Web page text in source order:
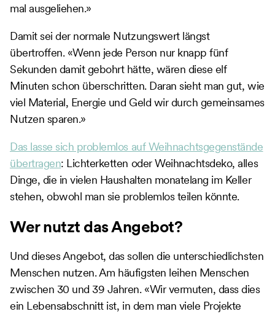
mal ausgeliehen.»
Damit sei der normale Nutzungswert längst
übertroffen. «Wenn jede Person nur knapp fünf
Sekunden damit gebohrt hätte, wären diese elf
Minuten schon überschritten. Daran sieht man gut, wie
viel Material, Energie und Geld wir durch gemeinsames
Nutzen sparen.»
Das lasse sich problemlos auf Weihnachtsgegenstände
übertragen: Lichterketten oder Weihnachtsdeko, alles
Dinge, die in vielen Haushalten monatelang im Keller
stehen, obwohl man sie problemlos teilen könnte.
Wer nutzt das Angebot?
Und dieses Angebot, das sollen die unterschiedlichsten
Menschen nutzen. Am häufigsten leihen Menschen
zwischen 30 und 39 Jahren. «Wir vermuten, dass dies
ein Lebensabschnitt ist, in dem man viele Projekte